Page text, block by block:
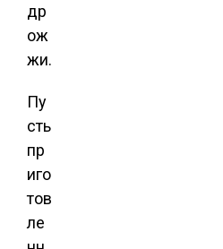
др
ож
жи.
Пу
сть
пр
иго
тов
ле